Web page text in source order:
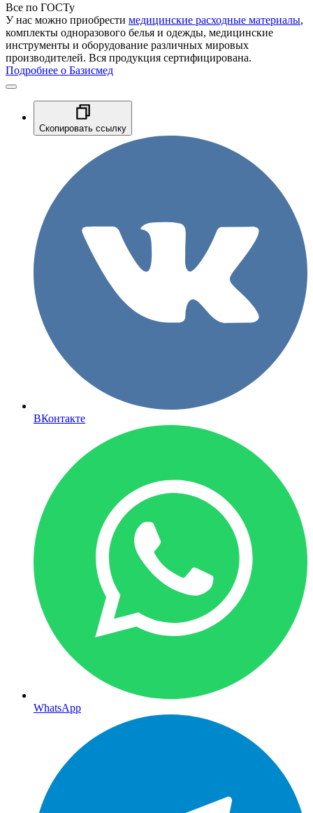
Все по ГОСТу
У нас можно приобрести медицинские расходные материалы,
комплекты одноразового белья и одежды, медицинские
инструменты и оборудование различных мировых
производителей. Вся продукция сертифицирована.
Подробнее о Базисмед
Скопировать ссылку
ВКонтакте
WhatsApp